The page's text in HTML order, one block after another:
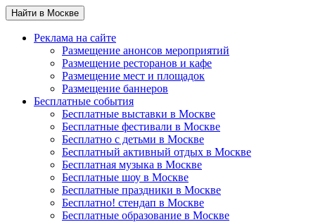
Найти в Москве
Реклама на сайте
Размещение анонсов мероприятий
Размещение ресторанов и кафе
Размещение мест и площадок
Размещение баннеров
Бесплатные события
Бесплатные выставки в Москве
Бесплатные фестивали в Москве
Бесплатно с детьми в Москве
Бесплатный активный отдых в Москве
Бесплатная музыка в Москве
Бесплатные шоу в Москве
Бесплатные праздники в Москве
Бесплатно! стендап в Москве
Бесплатные образование в Москве